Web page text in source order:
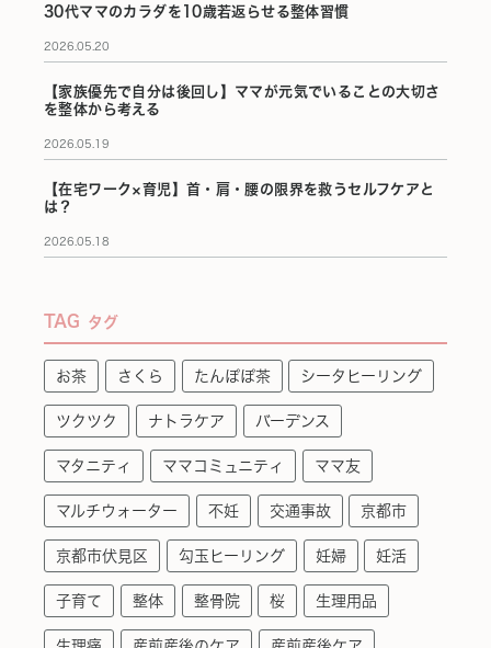
30代ママのカラダを10歳若返らせる整体習慣
2026.05.20
【家族優先で自分は後回し】ママが元気でいることの大切さ
を整体から考える
2026.05.19
【在宅ワーク×育児】首・肩・腰の限界を救うセルフケアと
は？
2026.05.18
TAG タグ
お茶 さくら たんぽぽ茶 シータヒーリング
ツクツク ナトラケア バーデンス
マタニティ ママコミュニティ ママ友
マルチウォーター 不妊 交通事故 京都市
京都市伏見区 勾玉ヒーリング 妊婦 妊活
子育て 整体 整骨院 桜 生理用品